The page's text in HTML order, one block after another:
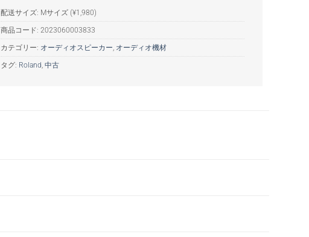
配送サイズ: Mサイズ (¥1,980)
商品コード:2023060003833
カテゴリー: オーディオスピーカー オーディオ機材
タグ: Roland ,中古